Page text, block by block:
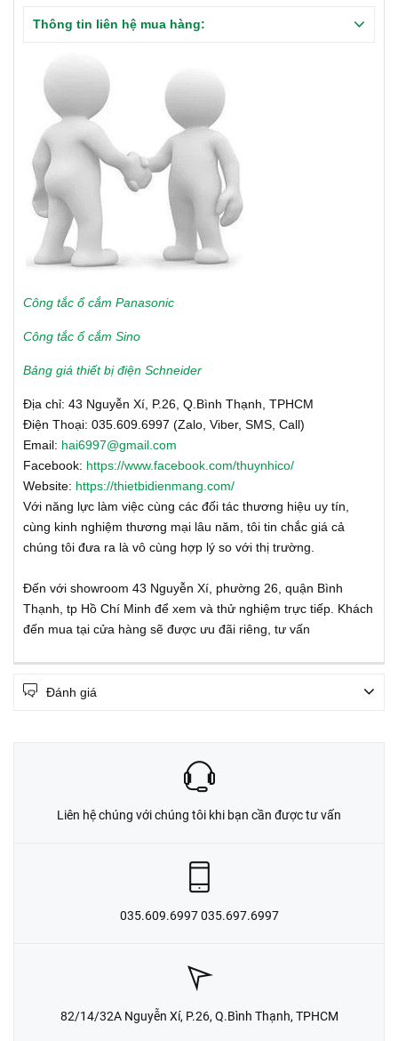
Thông tin liên hệ mua hàng:
Công tắc ổ cắm Panasonic
Công tắc ổ cắm Sino
Bảng giá thiết bị điện Schneider
Địa chỉ: 43 Nguyễn Xí, P.26, Q.Bình Thạnh, TPHCM
Điện Thoại: 035.609.6997 (Zalo, Viber, SMS, Call)
Email: hai6997@gmail.com
Facebook: https://www.facebook.com/thuynhico/
Website: https://thietbidienmang.com/
Với năng lực làm việc cùng các đối tác thương hiệu uy tín,
cùng kinh nghiệm thương mại lâu năm, tôi tin chắc giá cả
chúng tôi đưa ra là vô cùng hợp lý so với thị trường.
Đến với showroom 43 Nguyễn Xí, phường 26, quận Bình
Thạnh, tp Hồ Chí Minh để xem và thử nghiệm trực tiếp. Khách
đến mua tại cửa hàng sẽ được ưu đãi riêng, tư vấn
Đánh giá
Liên hệ chúng với chúng tôi khi bạn cần được tư vấn
035.609.6997 035.697.6997
82/14/32A Nguyễn Xí, P.26, Q.Bình Thạnh, TPHCM